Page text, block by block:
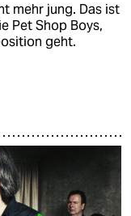
mehr jung. Das ist
Pet Shop Boys,
geht.